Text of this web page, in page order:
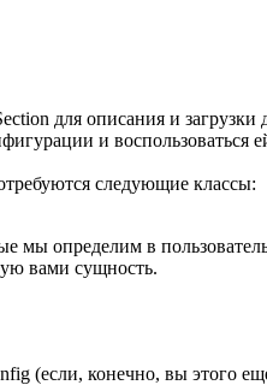
для описания и
и воспользоваться
следующие классы:
мы определим в
вами сущность.
(если, конечно, вы